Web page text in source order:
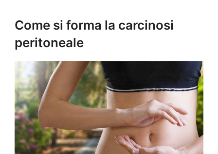
Come si forma la carcinosi
peritoneale